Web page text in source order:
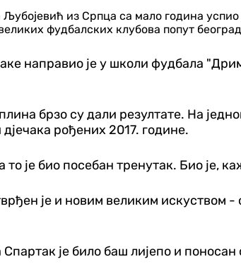
из Српца са мало година успио
фудбалских клубова попут
направио је у школи фудбала
брзо су дали резултате. На
рођених 2017. године.
је био посебан тренутак. Био је,
је и новим великим искуством -
је било баш лијепо и